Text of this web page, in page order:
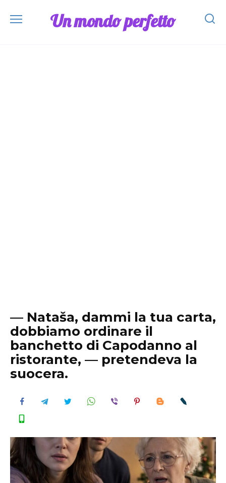
Un mondo perfetto
— Nataša, dammi la tua carta,
dobbiamo ordinare il
banchetto di Capodanno al
ristorante, — pretendeva la
suocera.